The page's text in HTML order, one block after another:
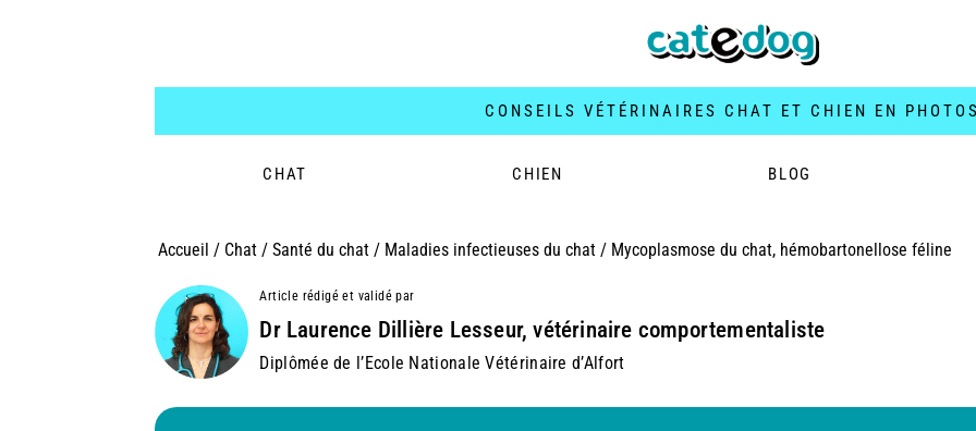
CONSEILS VÉTÉRINAIRES CHAT ET CHIEN EN
CHAT CHIEN BLOG
Accueil / Chat/ Santé du chat/ Maladies infectieuses du chat/ Mycoplasmose du chat, hémobartonellose féline
Article rédigé et validé par
Dr Laurence Dillière Lesseur, vétérinaire comportementaliste
Diplômée de l’Ecole Nationale Vétérinaire d’Alfort